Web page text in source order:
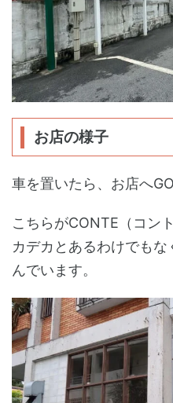
お店の様子
車を置いたら、お店へGO
こちらがCONTE（コン
カデカとあるわけでも
んでいます。